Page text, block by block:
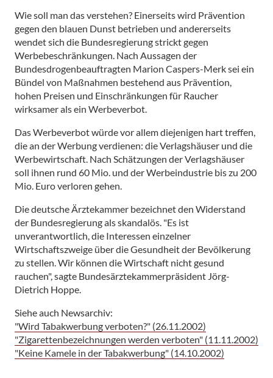
Wie soll man das verstehen? Einerseits wird Prävention
gegen den blauen Dunst betrieben und andererseits
wendet sich die Bundesregierung strickt gegen
Werbebeschränkungen. Nach Aussagen der
Bundesdrogenbeauftragten Marion Caspers-Merk sei ein
Bündel von Maßnahmen bestehend aus Prävention,
hohen Preisen und Einschränkungen für Raucher
wirksamer als ein Werbeverbot.
Das Werbeverbot würde vor allem diejenigen hart treffen,
die an der Werbung verdienen: die Verlagshäuser und die
Werbewirtschaft. Nach Schätzungen der Verlagshäuser
soll ihnen rund 60 Mio. und der Werbeindustrie bis zu 200
Mio. Euro verloren gehen.
Die deutsche Ärztekammer bezeichnet den Widerstand
der Bundesregierung als skandalös. "Es ist
unverantwortlich, die Interessen einzelner
Wirtschaftszweige über die Gesundheit der Bevölkerung
zu stellen. Wir können die Wirtschaft nicht gesund
rauchen", sagte Bundesärztekammerpräsident Jörg-
Dietrich Hoppe.
Siehe auch Newsarchiv:
"Wird Tabakwerbung verboten?" (26.11.2002)
"Zigarettenbezeichnungen werden verboten" (11.11.2002)
"Keine Kamele in der Tabakwerbung" (14.10.2002)